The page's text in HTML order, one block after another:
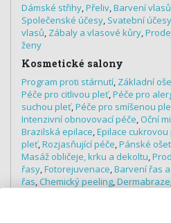
Dámské střihy,Přeliv,Barvení vlasů
Společenské účesy, Svatební účesy
vlasů, Zábaly a vlasové kůry,
ženy
Kosmetické salony
Program proti stárnutí, Základní
Péče pro citlivou pleť,Péče pro
suchou pleť,Péče pro smíšenou
Intenzivní obnovovací péče, Oční
Brazilská epilace,Epilace
pleť,Rozjasňující péče,Pánské
Masáž obličeje, krku a dekoltu,
řasy,Fotorejuvenace,Barvení řas
řas,Chemický peeling,Dermabraze